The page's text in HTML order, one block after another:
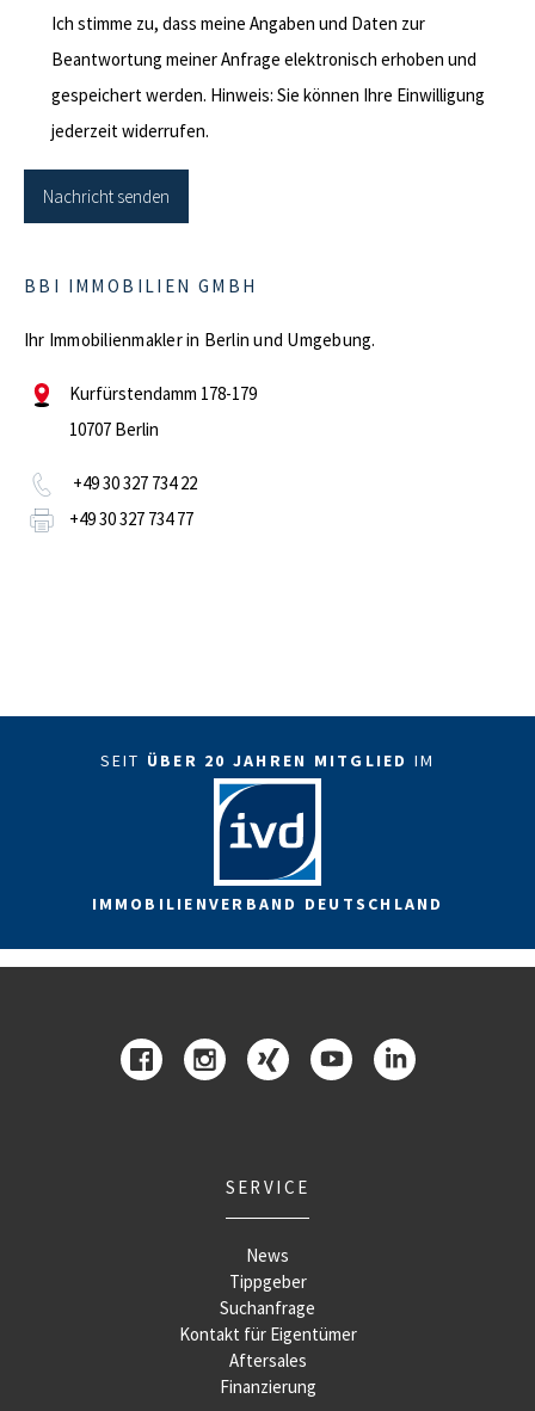
Ich stimme zu, dass meine Angaben und Daten zur
Beantwortung meiner Anfrage elektronisch erhoben und
gespeichert werden. Hinweis: Sie können Ihre Einwilligung
jederzeit widerrufen.
BBI IMMOBILIEN GMBH
Ihr Immobilienmakler in Berlin und Umgebung.
Kurfürstendamm 178-179
10707 Berlin
+49 30 327 734 22
+49 30 327 734 77
SEIT ÜBER 20 JAHREN MITGLIED IM
IMMOBILIENVERBAND DEUTSCHLAND
SERVICE
News
Tippgeber
Suchanfrage
Kontakt für Eigentümer
Aftersales
Finanzierung